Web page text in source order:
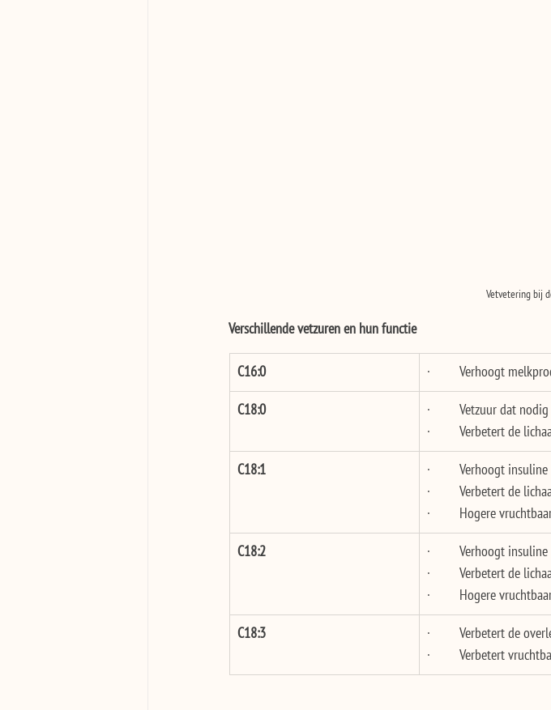
Vetvetering bij
Verschillende vetzuren en hun functie
C16:0 ·         Verhoogt
C18:0
·         Vetzuur dat
·         Verbetert de
C18:1
·         Verhoogt insuline
·         Verbetert de
·         Hogere
C18:2
·         Verhoogt insuline
·         Verbetert de
·         Hogere
C18:3
·         Verbetert de
·         Verbetert